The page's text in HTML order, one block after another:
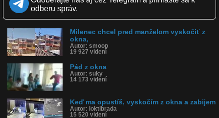
Komentárov: 5
Tagy: okno, pád, muž
História sledovanosti videa:
odberu správ.
Milenec chcel pred manželom vyskočiť z
okna,
Autor: smoop
19 927 videní
Pád z okna
Autor: suky
14 173 videní
Keď ma opustíš, vyskočím z okna a zabijem
Autor: loktibrada
15 520 videní